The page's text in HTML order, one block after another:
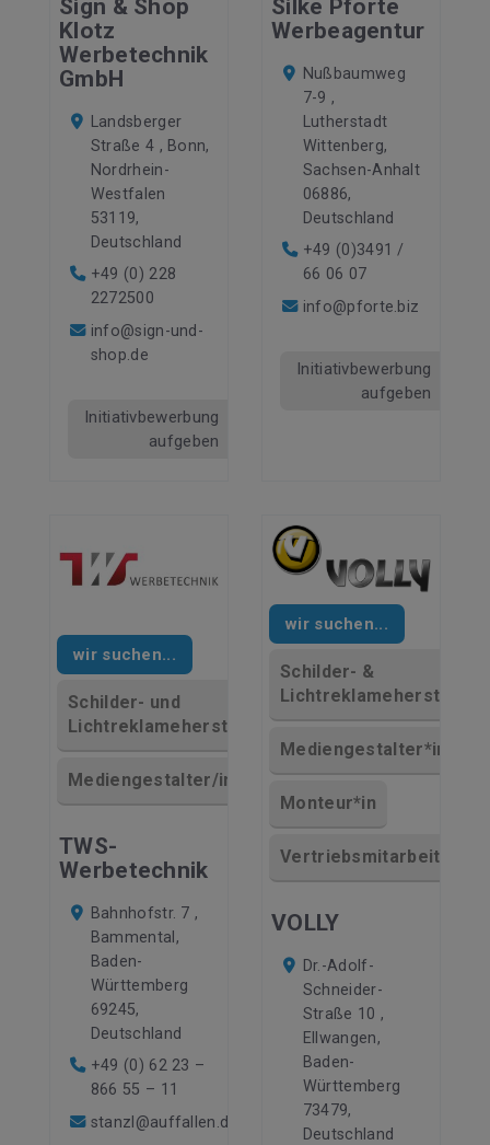
Sign & Shop
Klotz
Werbetechnik
GmbH
Landsberger
Straße 4 , Bonn,
Nordrhein-
Westfalen
53119,
Deutschland
+49 (0) 228
2272500
info@sign-und-
shop.de
Initiativbewerbung
aufgeben
Silke Pforte
Werbeagentur
Nußbaumweg
7-9 ,
Lutherstadt
Wittenberg,
Sachsen-Anhalt
06886,
Deutschland
+49 (0)3491 /
66 06 07
info@pforte.biz
Initiativbewerbung
aufgeben
wir suchen...
Schilder- und
Lichtreklamehersteller/in
Mediengestalter/in/
TWS-
Werbetechnik
Bahnhofstr. 7 ,
Bammental,
Baden-
Württemberg
69245,
Deutschland
+49 (0) 62 23 –
866 55 – 11
stanzl@auffallen.de
wir suchen...
Schilder- &
Mediengestalter*in
Monteur*in
Vertriebsmitarbeiter*in
VOLLY
Dr.-Adolf-
Schneider-
Straße 10 ,
Ellwangen,
Baden-
Württemberg
73479,
Deutschland